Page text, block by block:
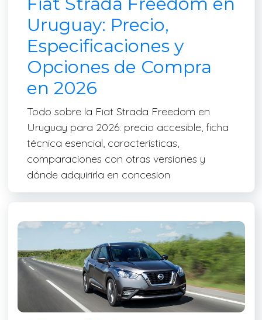
Uruguay: Precio,
Especificaciones y
Opciones de Compra
en 2026
Todo sobre la Fiat Strada Freedom en
Uruguay para 2026: precio accesible, ficha
técnica esencial, características,
comparaciones con otras versiones y
dónde adquirirla en concesion